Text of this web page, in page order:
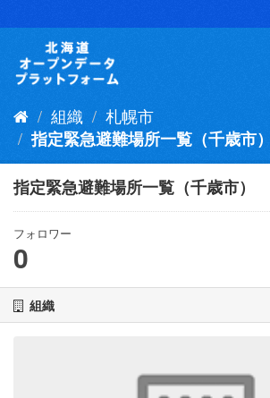
キ
組織
札幌市
指定緊急避難場所一覧（千歳市）
指定緊急避難場所一覧（千歳市）
フォロワー
0
組織